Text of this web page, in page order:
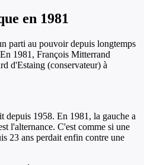
en 1981
parti au pouvoir depuis longtemps
1981, François Mitterrand
d'Estaing (conservateur) à
depuis 1958. En 1981, la gauche a
l'alternance. C'est comme si une
23 ans perdait enfin contre une